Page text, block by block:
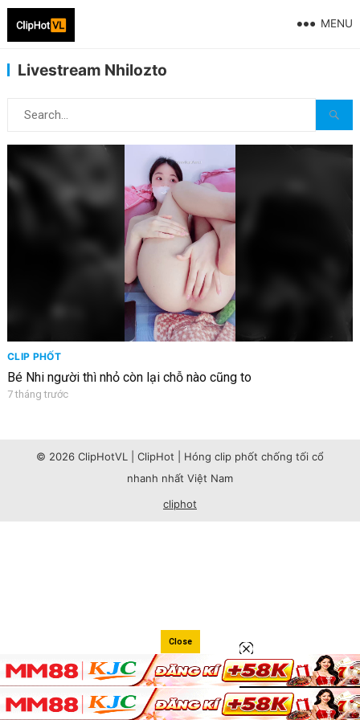
MENU
Livestream Nhilozto
CLIP PHỐT
Bé Nhi người thì nhỏ còn lại chỗ nào cũng to
7 tháng trước
© 2026 ClipHotVL | ClipHot | Hóng clip phốt chống tối cổ
nhanh nhất Việt Nam
cliphot
Close